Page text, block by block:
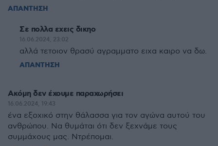
ΑΠΑΝΤΗΣΗ
Σε πολλα εχεις δικηο
16.06.2024, 23:02
αλλά τετοιον θρασύ αγραμματο ειχα καιρο να δω.
ΑΠΑΝΤΗΣΗ
Ακόμη δεν έχουμε παραχωρήσει
16.06.2024, 19:43
ένα εξοχικό στην θάλασσα για τον αγώνα αυτού του
ανθρώπου. Να θυμάται ότι δεν ξεχνάμε τους
συμμάχους μας. Ντρέπομαι.